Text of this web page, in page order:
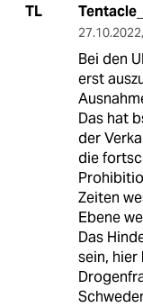
TL
27.10.2022,
Bei den
erst
Das hat
der
die
Zeiten
Ebene
Das
sein, hier